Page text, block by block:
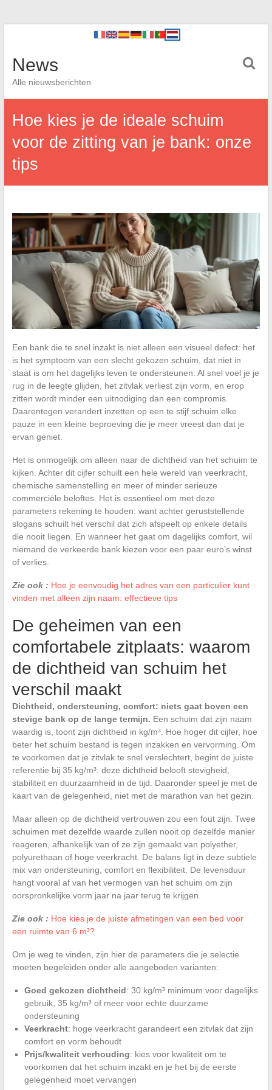
News
Alle nieuwsberichten
Hoe kies je de ideale schuim
voor de zitting van je bank: onze
tips
Een bank die te snel inzakt is niet alleen een visueel defect: het
is het symptoom van een slecht gekozen schuim, dat niet in
staat is om het dagelijks leven te ondersteunen. Al snel voel je je
rug in de leegte glijden, het zitvlak verliest zijn vorm, en erop
zitten wordt minder een uitnodiging dan een compromis.
Daarentegen verandert inzetten op een te stijf schuim elke
pauze in een kleine beproeving die je meer vreest dan dat je
ervan geniet.
Het is onmogelijk om alleen naar de dichtheid van het schuim te
kijken. Achter dit cijfer schuilt een hele wereld van veerkracht,
chemische samenstelling en meer of minder serieuze
commerciële beloftes. Het is essentieel om met deze
parameters rekening te houden: want achter geruststellende
slogans schuilt het verschil dat zich afspeelt op enkele details
die nooit liegen. En wanneer het gaat om dagelijks comfort, wil
niemand de verkeerde bank kiezen voor een paar euro’s winst
of verlies.
Zie ook : Hoe je eenvoudig het adres van een particulier kunt
vinden met alleen zijn naam: effectieve tips
De geheimen van een
comfortabele zitplaats: waarom
de dichtheid van schuim het
verschil maakt
Dichtheid, ondersteuning, comfort: niets gaat boven een
stevige bank op de lange termijn. Een schuim dat zijn naam
waardig is, toont zijn dichtheid in kg/m³. Hoe hoger dit cijfer, hoe
beter het schuim bestand is tegen inzakken en vervorming. Om
te voorkomen dat je zitvlak te snel verslechtert, begint de juiste
referentie bij 35 kg/m³: deze dichtheid belooft stevigheid,
stabiliteit en duurzaamheid in de tijd. Daaronder speel je met de
kaart van de gelegenheid, niet met de marathon van het gezin.
Maar alleen op de dichtheid vertrouwen zou een fout zijn. Twee
schuimen met dezelfde waarde zullen nooit op dezelfde manier
reageren, afhankelijk van of ze zijn gemaakt van polyether,
polyurethaan of hoge veerkracht. De balans ligt in deze subtiele
mix van ondersteuning, comfort en flexibiliteit. De levensduur
hangt vooral af van het vermogen van het schuim om zijn
oorspronkelijke vorm jaar na jaar terug te krijgen.
Zie ook : Hoe kies je de juiste afmetingen van een bed voor
een ruimte van 6 m³?
Om je weg te vinden, zijn hier de parameters die je selectie
moeten begeleiden onder alle aangeboden varianten:
Goed gekozen dichtheid: 30 kg/m³ minimum voor dagelijks
gebruik, 35 kg/m³ of meer voor echte duurzame
ondersteuning
Veerkracht: hoge veerkracht garandeert een zitvlak dat zijn
comfort en vorm behoudt
Prijs/kwaliteit verhouding: kies voor kwaliteit om te
voorkomen dat het schuim inzakt en je het bij de eerste
gelegenheid moet vervangen